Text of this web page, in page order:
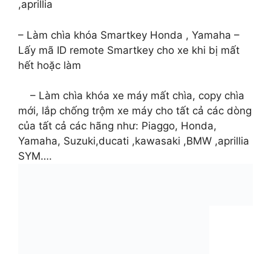
,aprillia
– Làm chìa khóa Smartkey Honda , Yamaha –
Lấy mã ID remote Smartkey cho xe khi bị mất
hết hoặc làm
– Làm chìa khóa xe máy mất chìa, copy chìa
mới, lắp chống trộm xe máy cho tất cả các dòng
của tất cả các hãng như: Piaggo, Honda,
Yamaha, Suzuki,ducati ,kawasaki ,BMW ,aprillia
SYM….